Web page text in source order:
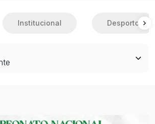
Institucional Desporto